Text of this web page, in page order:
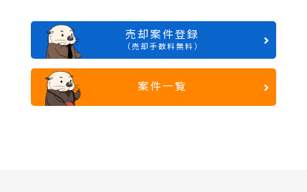
売却案件登録
（売却手数料無料）
案件一覧